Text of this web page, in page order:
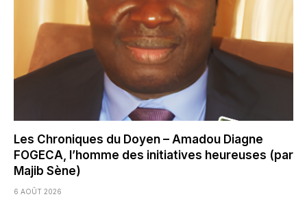
Les Chroniques du Doyen – Amadou Diagne
FOGECA, l’homme des initiatives heureuses (par
Majib Sène)
6 AOÛT 2026